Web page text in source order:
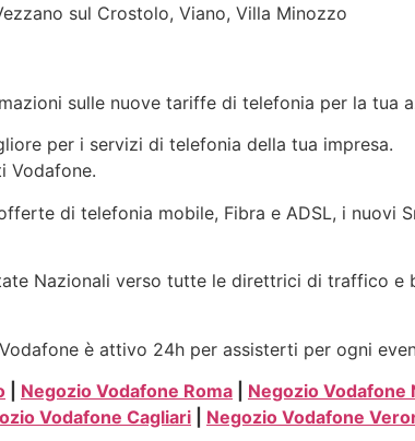
sul Crostolo, Viano, Villa Minozzo
sulle nuove tariffe di telefonia per la tua
per i servizi di telefonia della tua impresa.
Vodafone.
di telefonia mobile, Fibra e ADSL, i nuovi
Nazionali verso tutte le direttrici di traffico e
è attivo 24h per assisterti per ogni
Negozio Vodafone Roma Negozio Vodafone
Vodafone Cagliari Negozio Vodafone